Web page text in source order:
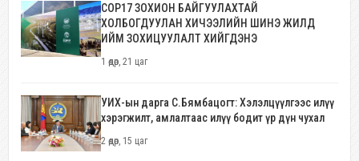
COP17 ЗОХИОН БАЙГУУЛАХТАЙ
ХОЛБОГДУУЛАН ХИЧЭЭЛИЙН ШИНЭ ЖИЛД
ИЙМ ЗОХИЦУУЛАЛТ ХИЙГДЭНЭ
1 өдөр, 21 цаг
УИХ-ын дарга С.Бямбацогт: Хэлэлцүүлгээс илүү
хэрэгжилт, амлалтаас илүү бодит үр дүн чухал
2 өдөр, 15 цаг